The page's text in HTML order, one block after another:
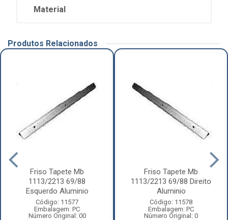
Material
Produtos Relacionados
Friso Tapete Mb
1113/2213 69/88
Esquerdo Aluminio
Código: 11577
Embalagem: PC
Número Original: 00
Friso Tapete Mb
1113/2213 69/88 Direito
Aluminio
Código: 11578
Embalagem: PC
Número Original: 0